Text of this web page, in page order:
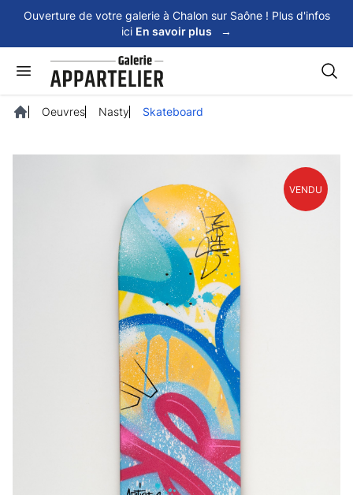
Ouverture de votre galerie à Chalon sur Saône ! Plus d'infos
ici En savoir plus →
Oeuvres Nasty Skateboard
VENDU
Panneau de gestion des cookies